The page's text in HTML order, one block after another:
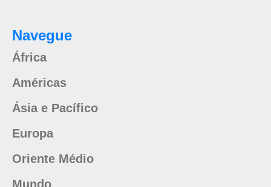
Navegue
África
Américas
Ásia e Pacífico
Europa
Oriente Médio
Mundo